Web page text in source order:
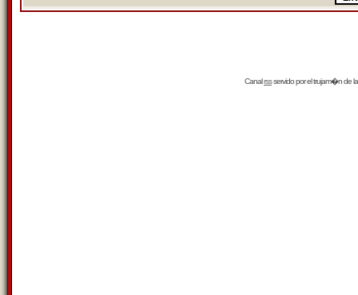
Canalrssservido por eltrujam�nde